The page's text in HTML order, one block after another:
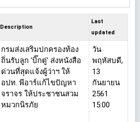
Description
Last
updated
กรมส่งเสริมปกครองท้อง
ถิ่นรับลูก ‘บิ๊กตู่’ ส่งหนังสือ
ด่วนที่สุดแจ้งผู้ว่าฯ ให้
อปท. พีอาร์แก้ไขปัญหา
จราจร ให้ประชาชนสวม
หมวกนิรภัย
วัน
พฤหัสบดี,
13
กันยายน
2561
15:00